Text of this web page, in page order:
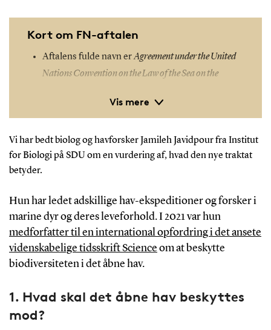
Vis mere
Kort om FN-aftalen
Aftalens fulde navn erAgreement under the United
Nations Convention on the Law of the Sea on the
diversity of areas beyond national jurisdiction
udpege særligt beskyttede områder, såkaldte
Marine Protected Areas, for at imødegå bl.a.
ressourcer – det er fx brugen af havets planter og
dyr til forskning og føde.
Før traktaten kan træde i kraft, skal den formelt
vedtages på et senere FN-møde og ratificeres af
Vi har bedt biolog og havforsker Jamileh Javidpour fra Institut
for Biologi på SDU om en vurdering af, hvad den nye traktat
betyder.
Hun har ledet adskillige hav-ekspeditioner og forsker i
marine dyr og deres leveforhold.I 2021 var hun
medforfatter til en international opfordring i det ansete
videnskabelige tidsskrift Science om at beskytte
biodiversiteten i det åbne hav.
1. Hvad skal det åbne hav beskyttes
mod?